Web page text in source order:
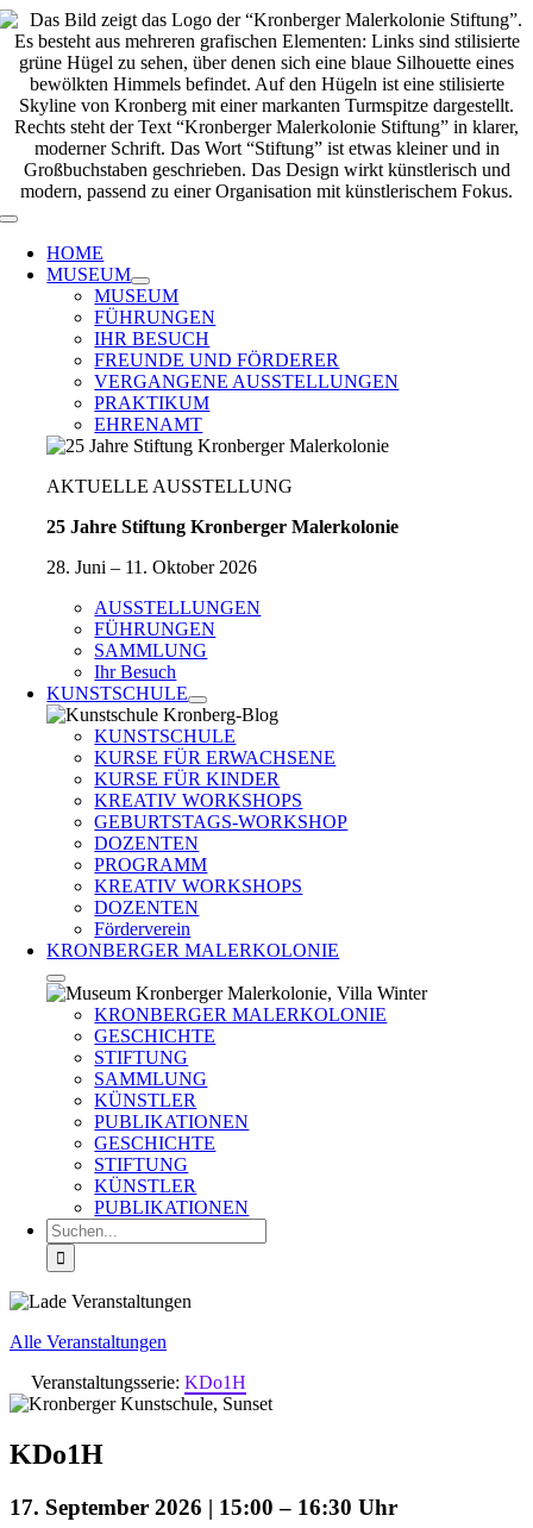
Zum
Inhalt
springen
Toggle
Navigation
HOME
MUSEUM
MUSEUM
FÜHRUNGEN
IHR BESUCH
FREUNDE UND FÖRDERER
VERGANGENE AUSSTELLUNGEN
PRAKTIKUM
EHRENAMT
AKTUELLE AUSSTELLUNG
25 Jahre Stiftung Kronberger Malerkolonie
28. Juni – 11. Oktober 2026
AUSSTELLUNGEN
FÜHRUNGEN
SAMMLUNG
Ihr Besuch
KUNSTSCHULE
KUNSTSCHULE
KURSE FÜR ERWACHSENE
KURSE FÜR KINDER
KREATIV WORKSHOPS
GEBURTSTAGS-WORKSHOP
DOZENTEN
PROGRAMM
KREATIV WORKSHOPS
DOZENTEN
Förderverein
KRONBERGER MALERKOLONIE
KRONBERGER MALERKOLONIE
GESCHICHTE
STIFTUNG
SAMMLUNG
KÜNSTLER
PUBLIKATIONEN
GESCHICHTE
STIFTUNG
KÜNSTLER
PUBLIKATIONEN
Suche
nach:
Alle Veranstaltungen
Veranstaltungsserie: KDo1H
KDo1H
17. September 2026 | 15:00 – 16:30